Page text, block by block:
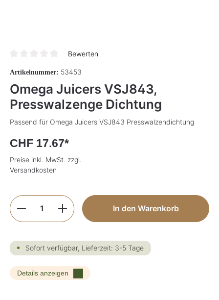
Bewerten
Artikelnummer: 53453
Omega Juicers VSJ843,
Presswalzenge Dichtung
Passend für Omega Juicers VSJ843 Presswalzendichtung
CHF 17.67*
Preise inkl. MwSt. zzgl.
Versandkosten
Produkt Anzahl: Gib den gewünschten
In den Warenkorb
Sofort verfügbar, Lieferzeit: 3-5 Tage
Details anzeigen